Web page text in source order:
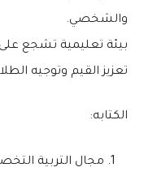
والشخصي.
بيئة تعليمية تشجع على
تعزيز القيم وتوجيه
الكتابه:
مجال التربية